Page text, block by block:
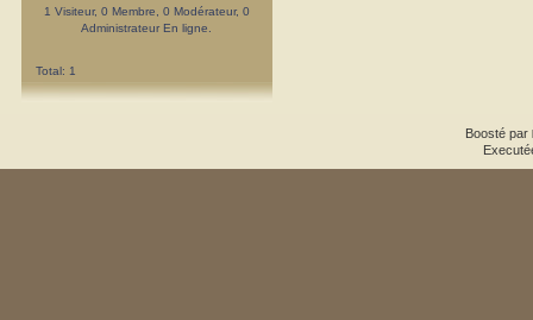
1 Visiteur, 0 Membre, 0 Modérateur, 0
Administrateur En ligne.
Total: 1
Boosté par